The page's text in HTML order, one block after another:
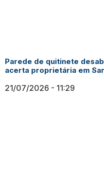
Parede de quitinete
acerta proprietária em
21/07/2026 11:29